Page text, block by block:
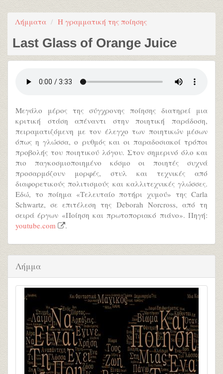
Λήμματα Η γραμματική της ποίησης
Last Glass of Orange Juice
Μεγάλο μέρος της σύγχρονης ποίησης διατηρεί μια
κριτική στάση απέναντι στην ποιητική παράδοση,
πειραματιζόμενη με τον έλεγχο των ποιητικών μέσων
όπως η γλώσσα, ο ρυθμός και οι παραδοσιακοί τρόποι
προβολής του ποιητικού λόγου. Στον σημερινό όλο και
πιο παγκοσμιοποιημένο κόσμο οι ποιητές συχνά
προσαρμόζουν μορφές, στυλ και τεχνικές από
διαφορετικούς πολιτισμούς και καλλιτεχνικές γλώσσες.
Εδώ, το ποίημα «Τελευταίο ποτήρι χυμού» της Carla
Schwartz, σε επιτέλεση της Deborah Norcross, από τη
σειρά έργων «Ποίηση και πρωτοποριακό πιάνο». Πηγή:
youtube.com
.
Λήμμα